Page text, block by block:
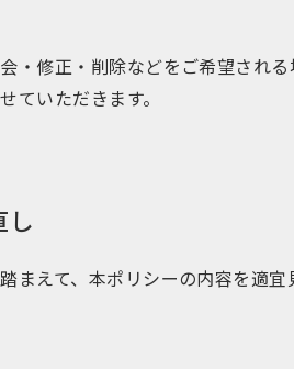
・修正・削除などをご希望され
ていただきます。
し
まえて、本ポリシーの内容を適